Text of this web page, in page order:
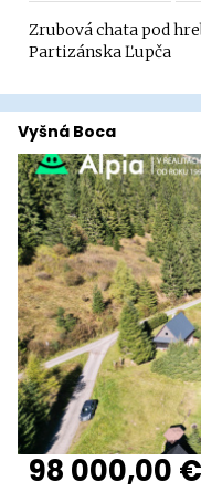
Zrubová chata pod
Partizánska Ľupča
Vyšná Boca
98 000,00 €